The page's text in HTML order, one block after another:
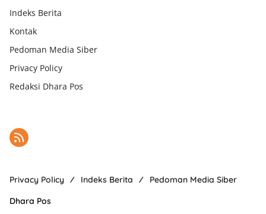
Indeks Berita
Kontak
Pedoman Media Siber
Privacy Policy
Redaksi Dhara Pos
Privacy Policy Indeks Berita
Pedoman Media Siber
Dhara Pos